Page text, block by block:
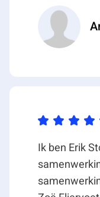
Ik ben Erik